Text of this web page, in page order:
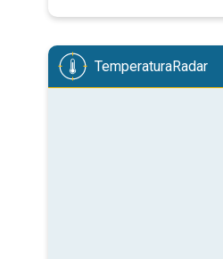
TemperaturaRadar